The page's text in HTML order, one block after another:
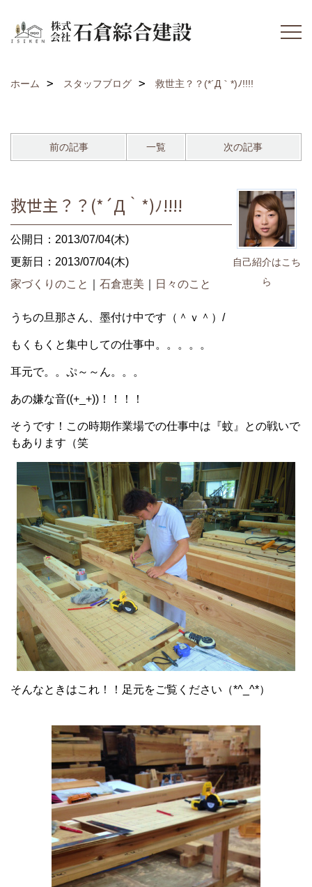
ホーム スタッフブログ 救世主？？(*´Д｀*)ﾉ!!!!
前の記事 一覧 次の記事
自己紹介はこち
ら
救世主？？(*´Д｀*)ﾉ!!!!
公開日：2013/07/04(木)
更新日：2013/07/04(木)
家づくりのこと
石倉恵美 日々のこと
うちの旦那さん、墨付け中です（＾ｖ＾）/
もくもくと集中しての仕事中。。。。。
耳元で。。ぷ～～ん。。。
あの嫌な音((+_+))！！！！
そうです！この時期作業場での仕事中は『蚊』との戦いで
もあります（笑
そんなときはこれ！！足元をご覧ください（*^_^*）